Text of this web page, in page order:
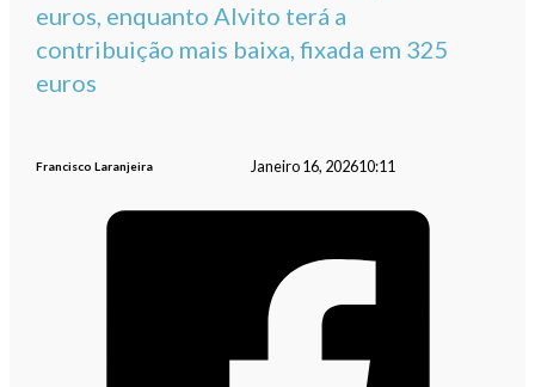
euros, enquanto Alvito terá a
contribuição mais baixa, fixada em 325
euros
Francisco Laranjeira Janeiro 16, 202610:11